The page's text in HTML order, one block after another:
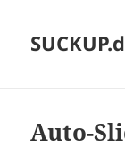
Auto-